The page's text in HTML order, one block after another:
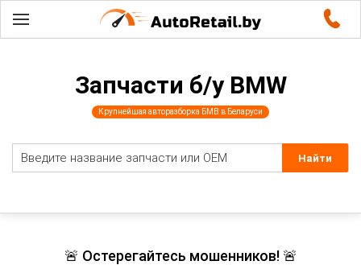
Запчасти б/у BMW
Крупнейшая авторазборка БМВ в Беларуси
🚨 Остерегайтесь мошенников! 🚨